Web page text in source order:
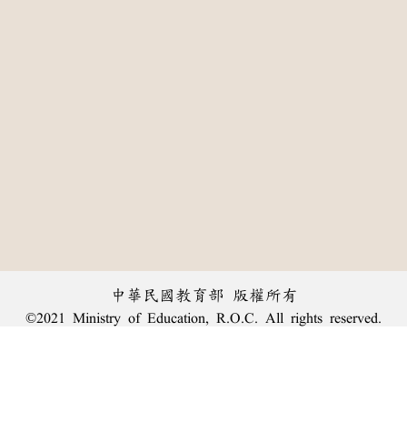
中華民國教育部 版權所有
©2021 Ministry of Education, R.O.C. All rights reserved.